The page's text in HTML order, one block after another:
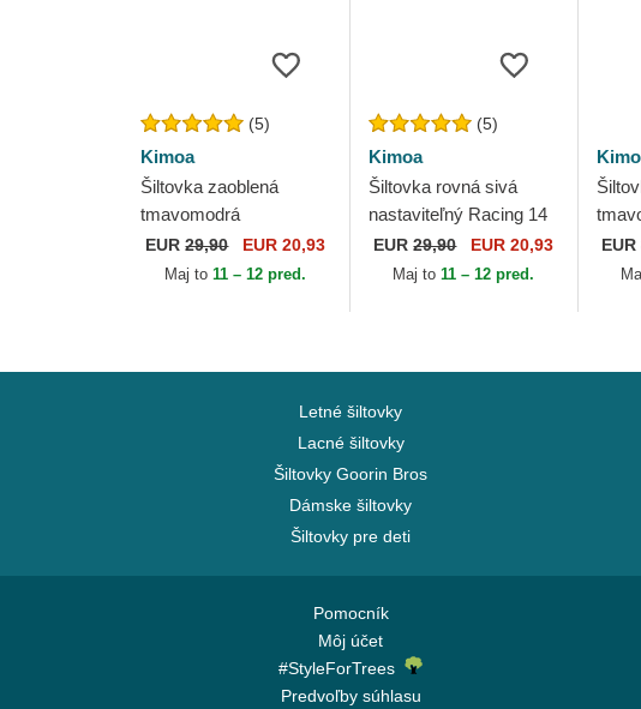
(5)
Kimoa
Šiltovka zaoblená
tmavomodrá
nastaviteľný Racing 14
Kimoa
EUR29,90 EUR 20,93
Maj to11 – 12 pred.
(5)
Kimoa
Šiltovka rovná sivá
nastaviteľný Racing 14
Kimoa
EUR29,90 EUR 20,93
Maj to11 – 12 pred.
EUR
Letné šiltovky
Lacné šiltovky
Šiltovky Goorin Bros
Dámske šiltovky
Šiltovky pre deti
Pomocník
Môj účet
#StyleForTrees
Predvoľby súhlasu